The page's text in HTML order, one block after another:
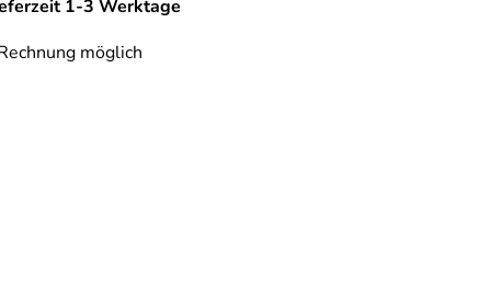
1-3 Werktage
möglich